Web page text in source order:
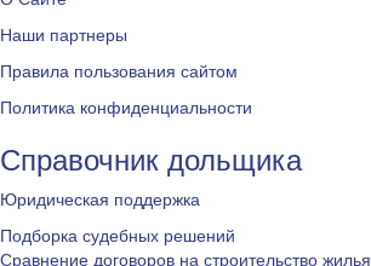
Наши партнеры
Правила пользования сайтом
Политика конфиденциальности
Справочник дольщика
Юридическая поддержка
Подборка судебных решений
Сравнение договоров на строительство жилья